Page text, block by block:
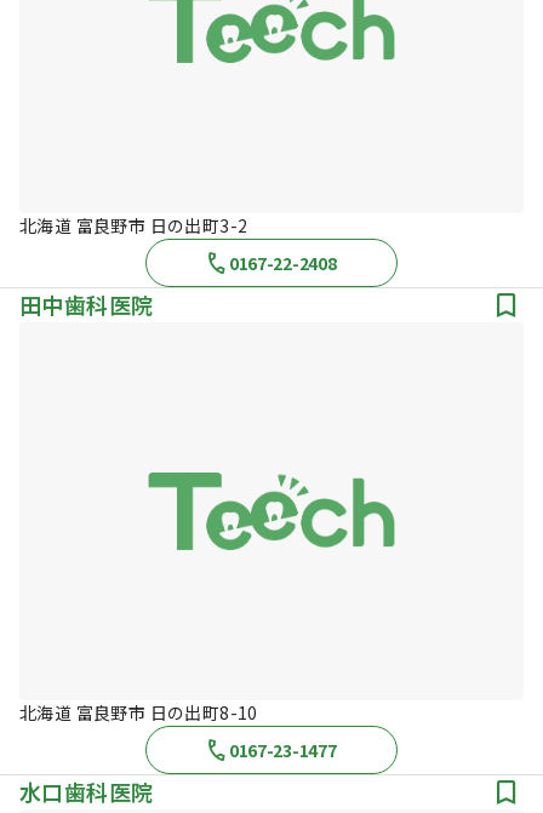
北海道 富良野市 日の出町3-2
0167-22-2408
田中歯科医院
北海道 富良野市 日の出町8-10
0167-23-1477
水口歯科医院